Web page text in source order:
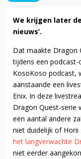
We krijgen later
nieuws’.
Dat maakte Dragon
tijdens een
KosoKoso podcast,
aanstaande een
Enix. In deze
Dragon Quest-serie
een aantal andere
niet duidelijk of
het langverwachte
niet eerder